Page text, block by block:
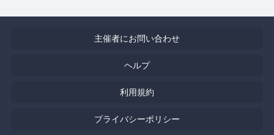
主催者にお問い合わせ
ヘルプ
利用規約
プライバシーポリシー